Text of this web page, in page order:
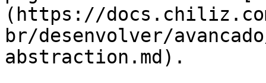
(https://
br/desenvolver/
abstraction.md).